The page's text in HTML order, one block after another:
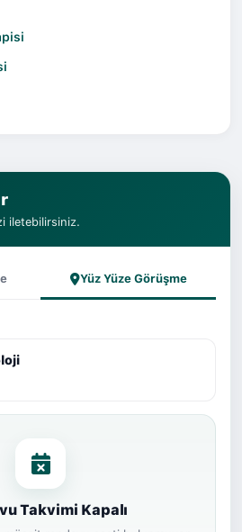
iletebilirsiniz.
Yüz Yüze Görüşme
Takvimi Kapalı